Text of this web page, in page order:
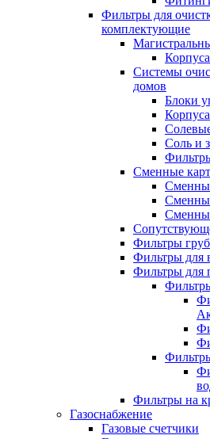
Фильтры для
комплектующие
Системы
домов
Блоки
Соль и
Сменные
Фильтры
Фильтры для
Фильтры для
Фильтры на
Газоснабжение
Газовые счетчики